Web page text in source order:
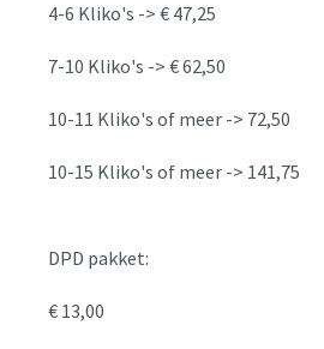
4-6 Kliko's -> € 47,25
7-10 Kliko's -> € 62,50
10-11 Kliko's of meer -> 72,50
10-15 Kliko's of meer -> 141,75
DPD pakket:
€ 13,00